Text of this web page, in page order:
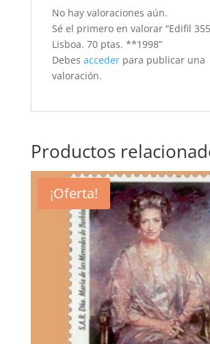
No hay valoraciones aún.
Sé el primero en valorar “Edifil
Lisboa. 70 ptas. **1998”
Debes accederpara publicar una
valoración.
Productos
¡Oferta!